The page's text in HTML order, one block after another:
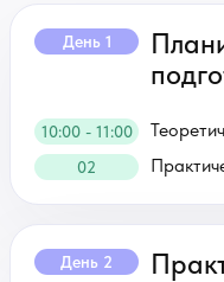
День 1
10:00 - 11:00
02
День 2